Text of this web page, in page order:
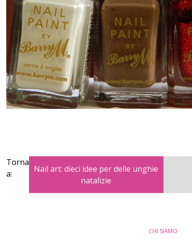
Torna
a:
Nail art: dieci idee per delle unghie
natalizie
CHI SIAMO